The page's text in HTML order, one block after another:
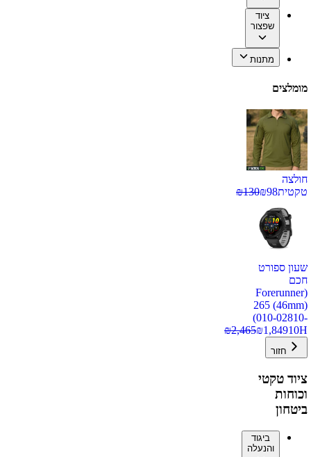
ציוד
שפצור
מתנות
מומלצים
חולצה
טקטית
₪98
₪130
שעון ספורט
חכם
(Forerunner
265 (46mm)
(010-02810-
10H
₪1,849
₪2,465
חזור
ציוד טקטי
וכוחות
ביטחון
ביגוד
והנעלה